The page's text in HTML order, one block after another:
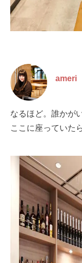
ameri
なるほど。誰かが
ここに座っていた